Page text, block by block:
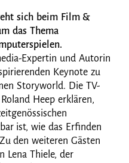
sich beim Film &
das Thema
Expertin und Autorin
Keynote zu
Storyworld. Die TV-
Heep erklären,
ist, wie das Erfinden
den weiteren Gästen
Lena Thiele, der